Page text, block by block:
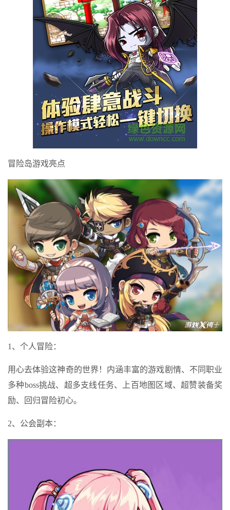
冒险岛游戏亮点
1、个人冒险：
用心去体验这神奇的世界！内涵丰富的游戏剧情、不同职业
多种boss挑战、超多支线任务、上百地图区域、超赞装备奖
励、回归冒险初心。
2、公会副本：